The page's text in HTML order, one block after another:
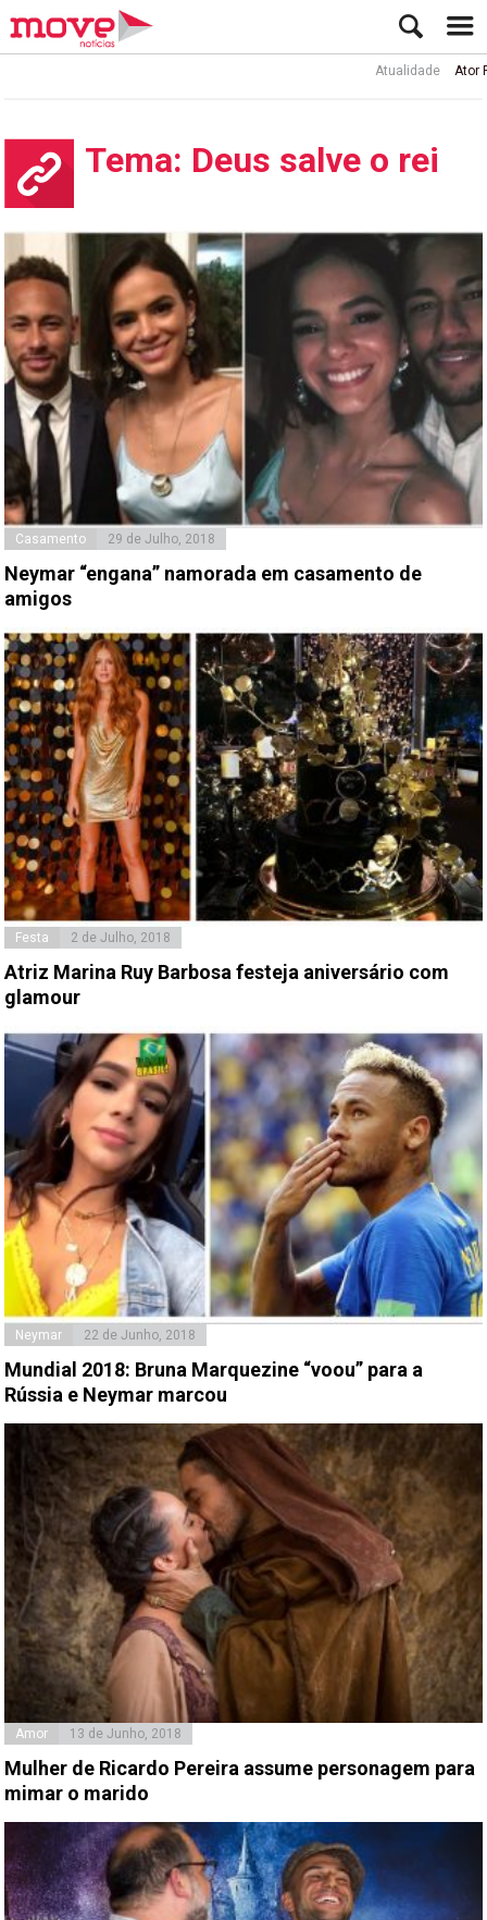
Ator Rui de Sá
Tema: Deus salve o rei
Casamento 29 de Julho, 2018
Neymar “engana” namorada em casamento de
amigos
Festa 2 de Julho, 2018
Atriz Marina Ruy Barbosa festeja aniversário com
glamour
Neymar 22 de Junho, 2018
Mundial 2018: Bruna Marquezine “voou” para a
Rússia e Neymar marcou
Amor 13 de Junho, 2018
Mulher de Ricardo Pereira assume personagem para
mimar o marido